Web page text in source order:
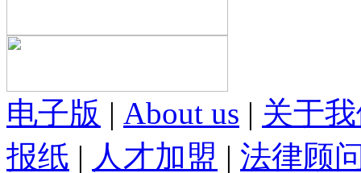
电子版 | About us | 关于
报纸 | 人才加盟 | 法律顾